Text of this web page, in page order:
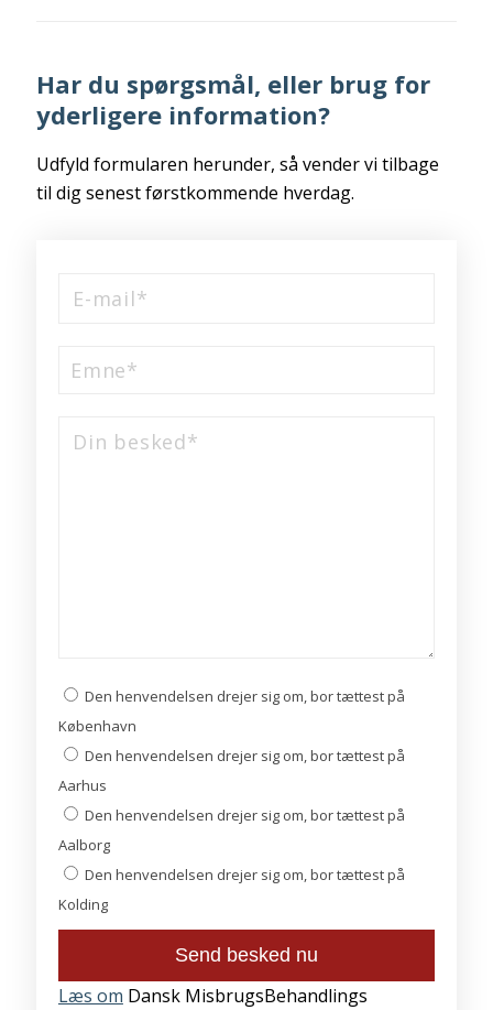
Har du spørgsmål, eller brug for
yderligere information?
Udfyld formularen herunder, så vender vi tilbage
til dig senest førstkommende hverdag.
Den henvendelsen drejer sig om, bor tættest på
København
Den henvendelsen drejer sig om, bor tættest på
Aarhus
Den henvendelsen drejer sig om, bor tættest på
Aalborg
Den henvendelsen drejer sig om, bor tættest på
Kolding
Læs om Dansk MisbrugsBehandlings